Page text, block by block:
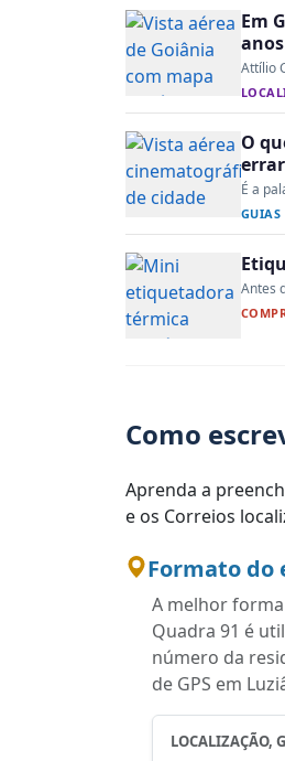
Em
Attílio
O
errar
É a
GUIAS
Antes
Como
Aprenda a
e os Correios
Formato do
A melhor
Quadra 91 é
número da
de GPS em
LOCALIZAÇÃO,